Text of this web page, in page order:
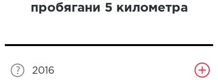
пробягани 5 километра
2016